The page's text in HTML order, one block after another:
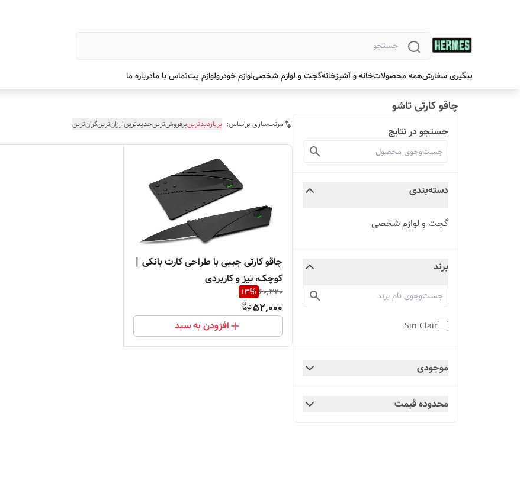
پیگیری سفارشهمه محصولاتخانه و آشپزخانهگجت و لوازم شخصیلوازم خودرولوازم پتتماس با مادرباره ما
چاقو کارتی تاشو
جستجو در نتایج
دسته‌بندی
گجت و لوازم شخصی
برند
Sin Clair
موجودی
محدوده قیمت
مرتب‌سازی براساس: پربازدیدترینپرفروش‌ترینجدیدترینارزان‌ترینگران‌ترین
چاقو کارتی جیبی با طراحی کارت بانکی |
کوچک، تیز و کاربردی
60,320
13%
52,000
افزودن به سبد